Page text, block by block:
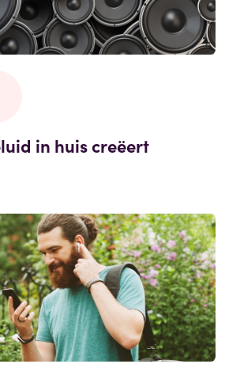
in huis creëert